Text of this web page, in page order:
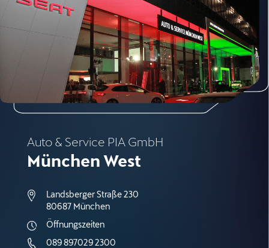
Auto & Service PIA GmbH
München West
Landsberger Straße 230
80687 München
Öffnungszeiten
089 897029 2300